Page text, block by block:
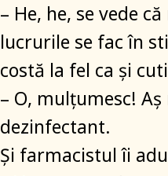
– He, he, se vede
lucrurile se fac în
costă la fel ca și
– O, mulțumesc!
dezinfectant.
Și farmacistul îi